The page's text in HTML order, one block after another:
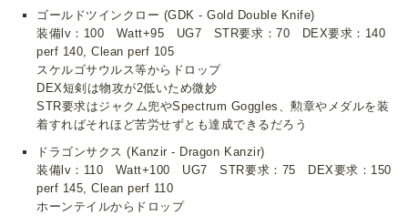
ゴールドツインクロー (GDK - Gold Double Knife)
装備lv：100 Watt+95 UG7 STR要求：70 DEX要求：140
perf 140, Clean perf 105
スケルゴサウルス等からドロップ
DEX短剣は物攻が2低いため微妙
STR要求はジャクム兜やSpectrum Goggles、勲章やメダルを装
着すればそれほど苦労せずとも達成できるだろう
ドラゴンサクス (Kanzir - Dragon Kanzir)
装備lv：110 Watt+100 UG7 STR要求：75 DEX要求：150
perf 145, Clean perf 110
ホーンテイルからドロップ